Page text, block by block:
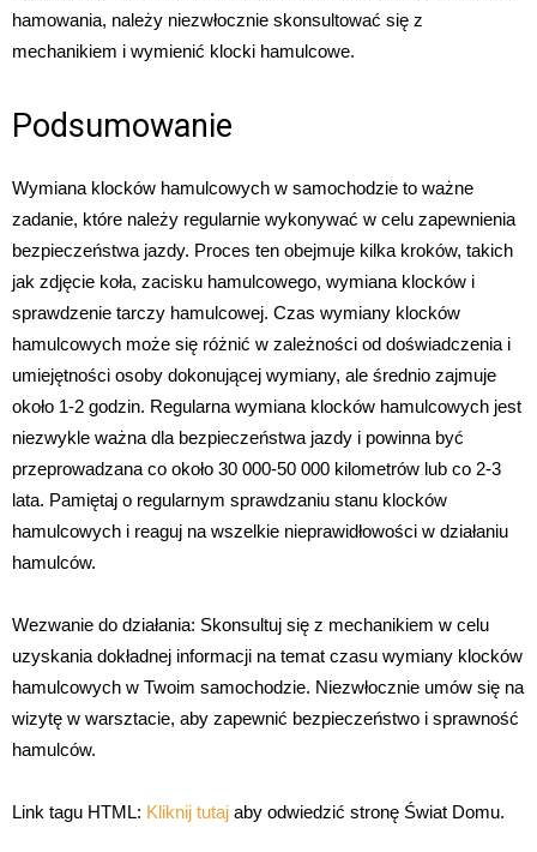
hamowania, należy niezwłocznie skonsultować się z
mechanikiem i wymienić klocki hamulcowe.
Podsumowanie
Wymiana klocków hamulcowych w samochodzie to ważne
zadanie, które należy regularnie wykonywać w celu zapewnienia
bezpieczeństwa jazdy. Proces ten obejmuje kilka kroków, takich
jak zdjęcie koła, zacisku hamulcowego, wymiana klocków i
sprawdzenie tarczy hamulcowej. Czas wymiany klocków
hamulcowych może się różnić w zależności od doświadczenia i
umiejętności osoby dokonującej wymiany, ale średnio zajmuje
około 1-2 godzin. Regularna wymiana klocków hamulcowych jest
niezwykle ważna dla bezpieczeństwa jazdy i powinna być
przeprowadzana co około 30 000-50 000 kilometrów lub co 2-3
lata. Pamiętaj o regularnym sprawdzaniu stanu klocków
hamulcowych i reaguj na wszelkie nieprawidłowości w działaniu
hamulców.
Wezwanie do działania: Skonsultuj się z mechanikiem w celu
uzyskania dokładnej informacji na temat czasu wymiany klocków
hamulcowych w Twoim samochodzie. Niezwłocznie umów się na
wizytę w warsztacie, aby zapewnić bezpieczeństwo i sprawność
hamulców.
Link tagu HTML: Kliknij tutaj aby odwiedzić stronę Świat Domu.